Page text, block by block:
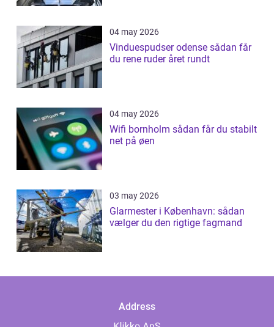
04 may 2026
Vinduespudser odense sådan får
du rene ruder året rundt
04 may 2026
Wifi bornholm sådan får du stabilt
net på øen
03 may 2026
Glarmester i København: sådan
vælger du den rigtige fagmand
Address